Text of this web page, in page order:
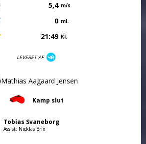
5,4 m/s
0 ml.
21:49 Kl.
LEVERET AF
Mathias Aagaard Jensen
Kamp slut
Tobias Svaneborg
Assist: Nicklas Brix